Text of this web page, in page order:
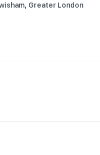
Greater London